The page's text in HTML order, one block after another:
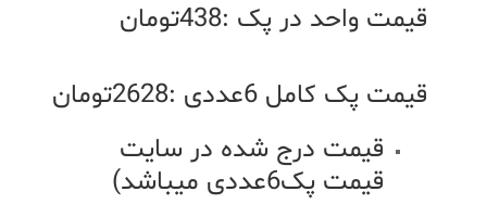
قیمت واحد در پک :438تومان
قیمت پک کامل 6عددی :2628تومان
قیمت درج شده در سایت
قیمت پک6عددی میباشد)